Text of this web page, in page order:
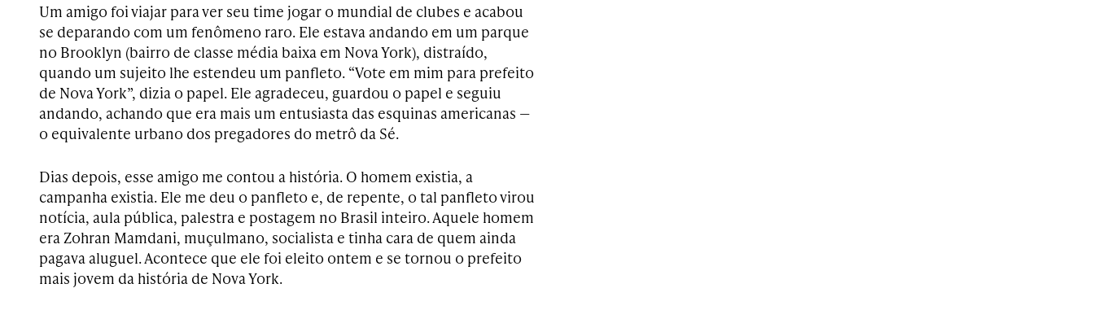
Um amigo foi viajar para ver seu time jogar o mundial de clubes e acabou
se deparando com um fenômeno raro. Ele estava andando em um parque
no Brooklyn (bairro de classe média baixa em Nova York), distraído,
quando um sujeito lhe estendeu um panfleto. “Vote em mim para prefeito
de Nova York”, dizia o papel. Ele agradeceu, guardou o papel e seguiu
andando, achando que era mais um entusiasta das esquinas americanas —
o equivalente urbano dos pregadores do metrô da Sé.
Dias depois, esse amigo me contou a história. O homem existia, a
campanha existia. Ele me deu o panfleto e, de repente, o tal panfleto virou
notícia, aula pública, palestra e postagem no Brasil inteiro. Aquele homem
era Zohran Mamdani, muçulmano, socialista e tinha cara de quem ainda
pagava aluguel. Acontece que ele foi eleito ontem e se tornou o prefeito
mais jovem da história de Nova York.